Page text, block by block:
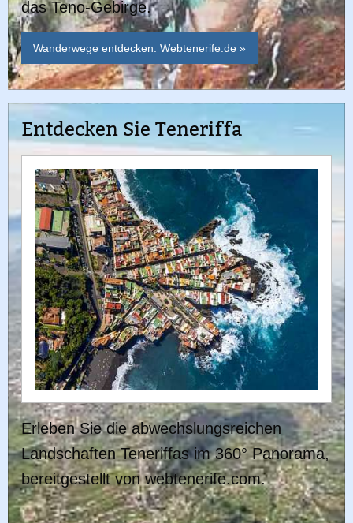
das Teno-Gebirge.
Wanderwege entdecken: Webtenerife.de »
Entdecken Sie Teneriffa
Erleben Sie die abwechslungsreichen
Landschaften Teneriffas im 360° Panorama,
bereitgestellt von webtenerife.com.